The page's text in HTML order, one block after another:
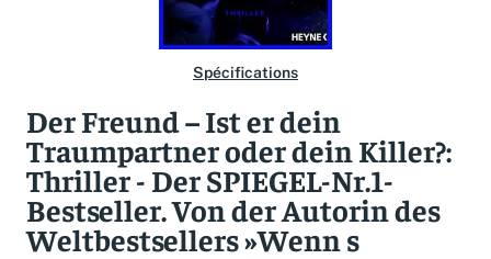
Spécifications
Der Freund – Ist er dein
Traumpartner oder dein Killer?:
Thriller - Der SPIEGEL-Nr.1-
Bestseller. Von der Autorin des
Weltbestsellers »Wenn s